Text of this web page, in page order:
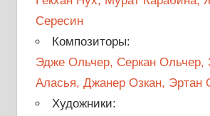
Сересин
Композиторы:
Эдже Ольчер, Серкан Ольчер,
Аласья, Джанер Озкан, Эртан
Художники: